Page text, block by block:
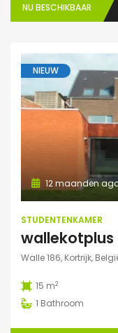
NU BESCHIKBAAR
NIEUW
12 maanden
STUDENTENKAMER
Walle 186, Kortrijk,
15 m2
1 Bathroom